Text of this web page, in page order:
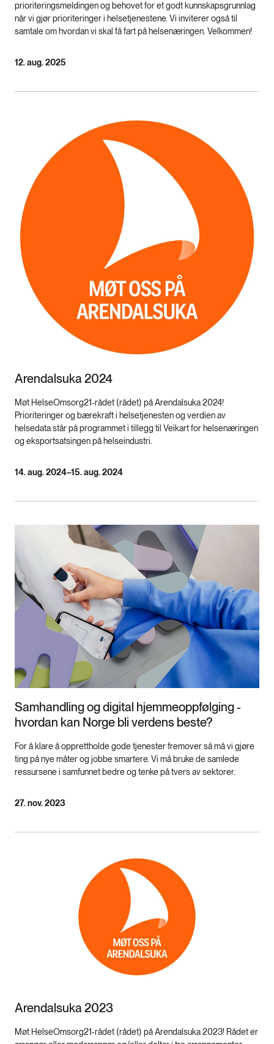
prioriteringsmeldingen og behovet for et godt kunnskapsgrunnlag
når vi gjør prioriteringer i helsetjenestene. Vi inviterer også til
samtale om hvordan vi skal få fart på helsenæringen. Velkommen!
12. aug. 2025
Arendalsuka 2024
Møt HelseOmsorg21-rådet (rådet) på Arendalsuka 2024!
Prioriteringer og bærekraft i helsetjenesten og verdien av
helsedata står på programmet i tillegg til Veikart for helsenæringen
og eksportsatsingen på helseindustri.
14. aug. 2024–15. aug. 2024
Samhandling og digital hjemmeoppfølging -
hvordan kan Norge bli verdens beste?
For å klare å opprettholde gode tjenester fremover så må vi gjøre
ting på nye måter og jobbe smartere. Vi må bruke de samlede
ressursene i samfunnet bedre og tenke på tvers av sektorer.
27. nov. 2023
Arendalsuka 2023
Møt HelseOmsorg21-rådet (rådet) på Arendalsuka 2023! Rådet er